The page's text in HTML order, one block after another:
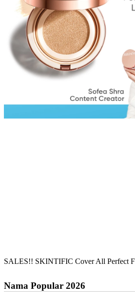
SALES!! SKINTIFIC Cover All Perfect
Nama Popular 2026